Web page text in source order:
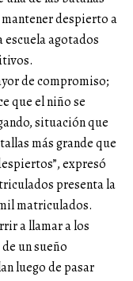
despierto a
escuela agotados
de compromiso;
que el niño se
situación que
más grande que
expresó
presenta la
matriculados.
a llamar a los
un sueño
luego de pasar